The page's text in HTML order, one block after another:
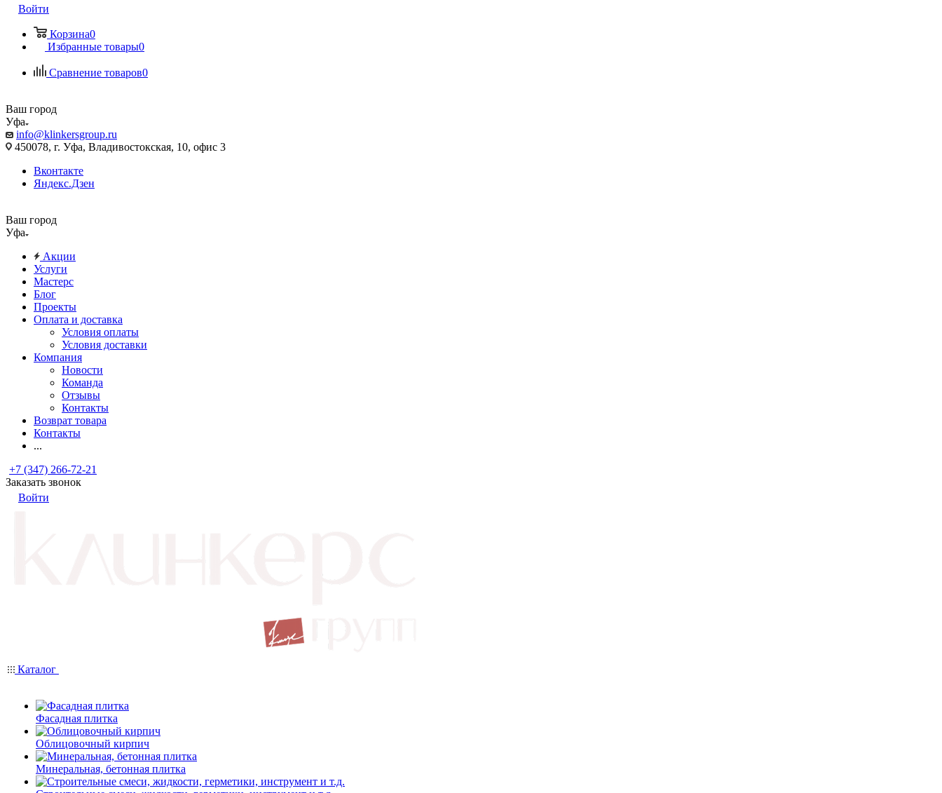
Войти
Корзина0
Избранные товары0
Сравнение товаров0
Ваш город
Уфа
info@klinkersgroup.ru
450078, г. Уфа, Владивостокская, 10, офис 3
Вконтакте
Яндекс.Дзен
Ваш город
Уфа
Акции
Услуги
Мастерс
Блог
Проекты
Оплата и доставка
Условия оплаты
Условия доставки
Компания
Новости
Команда
Отзывы
Контакты
Возврат товара
Контакты
...
+7 (347) 266-72-21
Заказать звонок
Войти
Каталог
Фасадная плитка
Облицовочный кирпич
Минеральная, бетонная плитка